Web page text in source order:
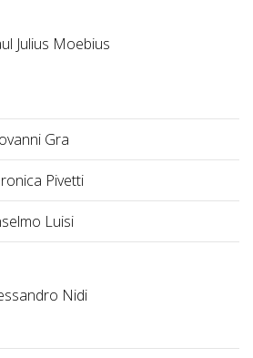
Julius Moebius
Gra
Pivetti
Luisi
Nidi